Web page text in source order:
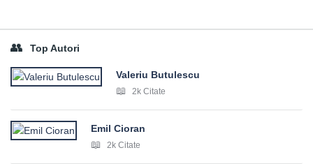
Top Autori
Valeriu Butulescu
2k Citate
Emil Cioran
2k Citate